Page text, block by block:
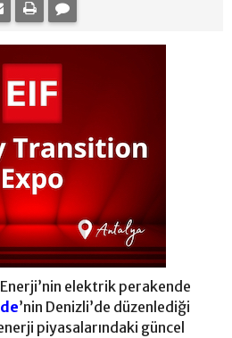
elektrik perakende
’nin Denizli’de düzenlediği
piyasalarındaki güncel